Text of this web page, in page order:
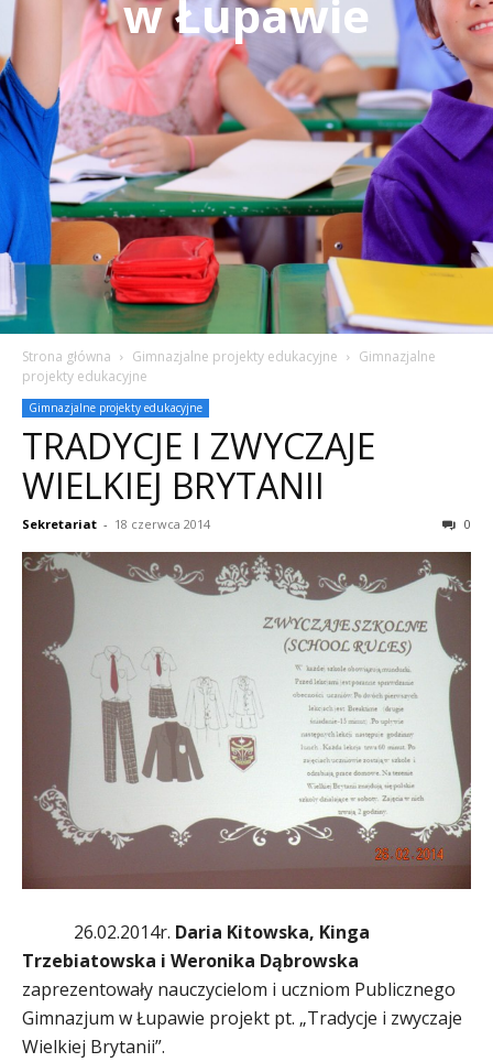
w Łupawie
Strona główna Gimnazjalne projekty edukacyjne
Gimnazjalne
projekty edukacyjne
Gimnazjalne projekty edukacyjne
TRADYCJE I ZWYCZAJE
WIELKIEJ BRYTANII
Sekretariat - 18 czerwca 2014 0
26.02.2014r. Daria Kitowska, Kinga
Trzebiatowska i Weronika Dąbrowska
zaprezentowały nauczycielom i uczniom Publicznego
Gimnazjum w Łupawie projekt pt. „Tradycje i zwyczaje
Wielkiej Brytanii”.